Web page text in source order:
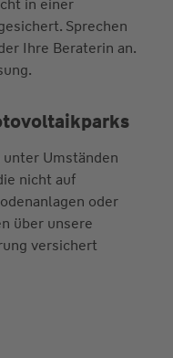
in einer
Sprechen
Ihre Beraterin an.
unter Umständen
nicht auf
oder
über unsere
versichert